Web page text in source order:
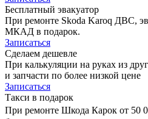
Бесплатный эвакуатор
При ремонте Skoda Karoq ДВС,
МКАД в подарок.
Записаться
Сделаем дешевле
При калькуляции на руках из
и запчасти по более низкой цене
Записаться
Такси в подарок
При ремонте Шкода Карок от 50